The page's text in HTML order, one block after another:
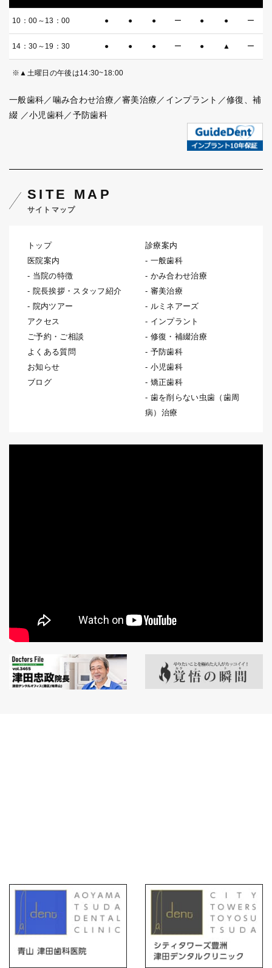
10：00～13：00 ● ● ● ー ● ● ー
14：30～19：30 ● ● ● ー ● ▲ ー
※▲土曜日の午後は14:30~18:00
一般歯科／噛み合わせ治療／審美治療／インプラント／修復、補
綴 ／小児歯科／予防歯科
SITE MAP
サイトマップ
トップ
医院案内
当院の特徴
院長挨拶・スタッフ紹介
院内ツアー
アクセス
ご予約・ご相談
よくある質問
お知らせ
ブログ
診療案内
一般歯科
かみ合わせ治療
審美治療
ルミネアーズ
インプラント
修復・補綴治療
予防歯科
小児歯科
矯正歯科
歯を削らない虫歯（歯周
病）治療